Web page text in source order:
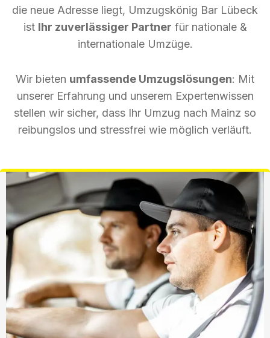
die neue Adresse liegt, Umzugskönig Bar Lübeck
ist Ihr zuverlässiger Partner für nationale &
internationale Umzüge.
Wir bieten umfassende Umzugslösungen: Mit
unserer Erfahrung und unserem Expertenwissen
stellen wir sicher, dass Ihr Umzug nach Mainz so
reibungslos und stressfrei wie möglich verläuft.